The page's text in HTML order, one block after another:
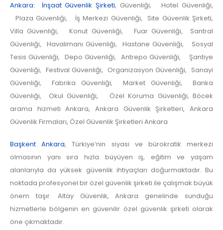
Ankara: İnşaat Güvenlik Şirketi, Güvenliği, Hotel Güvenliği,
Plaza Güvenliği, İş Merkezi Güvenliği, Site Güvenlik Şirketi,
Villa Güvenliği, Konut Güvenliği, Fuar Güvenliği, Santral
Güvenliği, Havalimanı Güvenliği, Hastane Güvenliği, Sosyal
Tesis Güvenliği, Depo Güvenliği, Antrepo Güvenliği, Şantiye
Güvenliği, Festival Güvenliği, Organizasyon Güvenliği, Sanayi
Güvenliği, Fabrika Güvenliği, Market Güvenliği, Banka
Güvenliği, Okul Güvenliği, Özel Koruma Güvenliği, Böcek
arama hizmeti Ankara, Ankara Güvenlik Şirketleri, Ankara
Güvenlik Firmaları, Özel Güvenlik Şirketleri Ankara
Başkent Ankara, Türkiye’nin siyasi ve bürokratik merkezi
olmasının yanı sıra hızla büyüyen iş, eğitim ve yaşam
alanlarıyla da yüksek güvenlik ihtiyaçları doğurmaktadır. Bu
noktada profesyonel bir özel güvenlik şirketi ile çalışmak büyük
önem taşır. Altay Güvenlik, Ankara genelinde sunduğu
hizmetlerle bölgenin en güvenilir özel güvenlik şirketi olarak
öne çıkmaktadır.